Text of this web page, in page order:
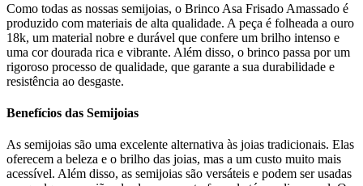
Como todas as nossas semijoias, o Brinco Asa Frisado Amassado é
produzido com materiais de alta qualidade. A peça é folheada a ouro
18k, um material nobre e durável que confere um brilho intenso e
uma cor dourada rica e vibrante. Além disso, o brinco passa por um
rigoroso processo de qualidade, que garante a sua durabilidade e
resistência ao desgaste.
Benefícios das Semijoias
As semijoias são uma excelente alternativa às joias tradicionais. Elas
oferecem a beleza e o brilho das joias, mas a um custo muito mais
acessível. Além disso, as semijoias são versáteis e podem ser usadas